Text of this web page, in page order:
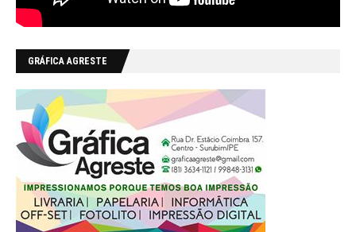
GRÁFICA AGRESTE